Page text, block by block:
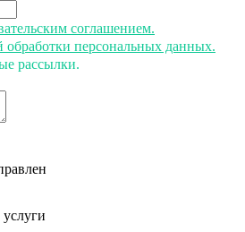
соглашением.
обработки персональных данных.
рассылки.